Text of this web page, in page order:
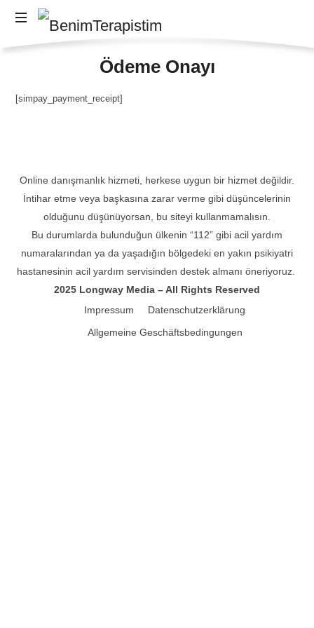
BenimTerapistim
Sağlıklı
Ödeme Onayı
[simpay_payment_receipt]
Online danışmanlık hizmeti, herkese uygun bir hizmet değildir.
İntihar etme veya başkasına zarar verme gibi düşüncelerinin
olduğunu düşünüyorsan, bu siteyi kullanmamalısın.
Bu durumlarda bulunduğun ülkenin “112” gibi acil yardım
numaralarından ya da yaşadığın bölgedeki en yakın psikiyatri
hastanesinin acil yardım servisinden destek almanı öneriyoruz.
2025 Longway Media – All Rights Reserved
Impressum
Datenschutzerklärung
Allgemeine Geschäftsbedingungen